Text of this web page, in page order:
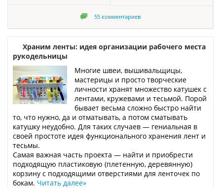
55 комментариев
Храним ленты: идея организации рабочего места
рукодельницы
Многие швеи, вышивальщицы,
мастерицы и просто творческие
личности хранят множество катушек с
лентами, кружевами и тесьмой. Порой
бывает весьма сложно быстро найти
то, что нужно, да и отматывать, а потом сматывать
катушку неудобно. Для таких случаев — гениальная в
своей простоте идея функционального хранения лент и
тесьмы.
Самая важная часть проекта — найти и приобрести
подходящую пластиковую (плетенную, деревянную)
корзину с подходящими отверстиями для ленточек по
бокам. Читать далее»